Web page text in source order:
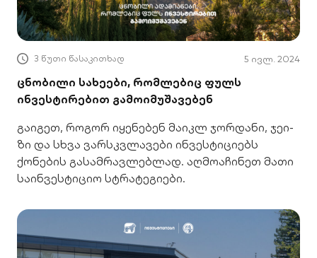
3 წუთი წასაკითხად 5 ივლ. 2024
ცნობილი სახეები, რომლებიც ფულს
ინვესტირებით გამოიმუშავებენ
გაიგეთ, როგორ იყენებენ მაიკლ ჯორდანი, ჯეი-
ზი და სხვა ვარსკვლავები ინვესტიციებს
ქონების გასამრავლებლად. აღმოაჩინეთ მათი
საინვესტიციო სტრატეგიები.